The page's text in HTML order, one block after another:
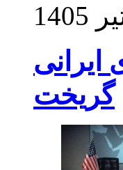
گریخت